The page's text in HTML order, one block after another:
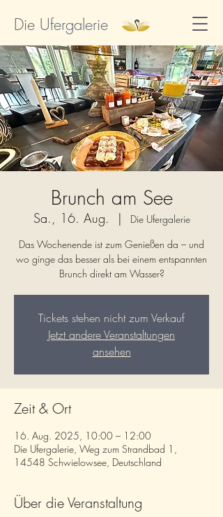
Die Ufergalerie
Brunch am See
Sa., 16. Aug.
  |
Die Ufergalerie
Das Wochenende ist zum Genießen da – und
wo ginge das besser als bei einem entspannten
Brunch direkt am Wasser?
Tickets stehen nicht zum Verkauf
Jetzt andere Veranstaltungen
ansehen
Zeit & Ort
16. Aug. 2025, 10:00 – 12:00
Die Ufergalerie, Weg zum Strandbad 1,
14548 Schwielowsee, Deutschland
Über die Veranstaltung